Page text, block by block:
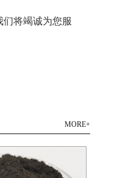
将竭诚为您服
MORE+